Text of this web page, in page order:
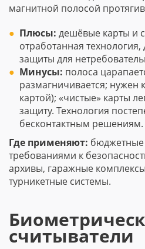
магнитной полосой
Плюсы: дешёвые карты и
отработанная
защиты для
Минусы: полоса
размагничивается; нужен
картой); «чистые» карты
защиту. Технология
бесконтактным решениям.
Где применяют:
требованиями к
архивы, гаражные
турникетные системы.
считыватели